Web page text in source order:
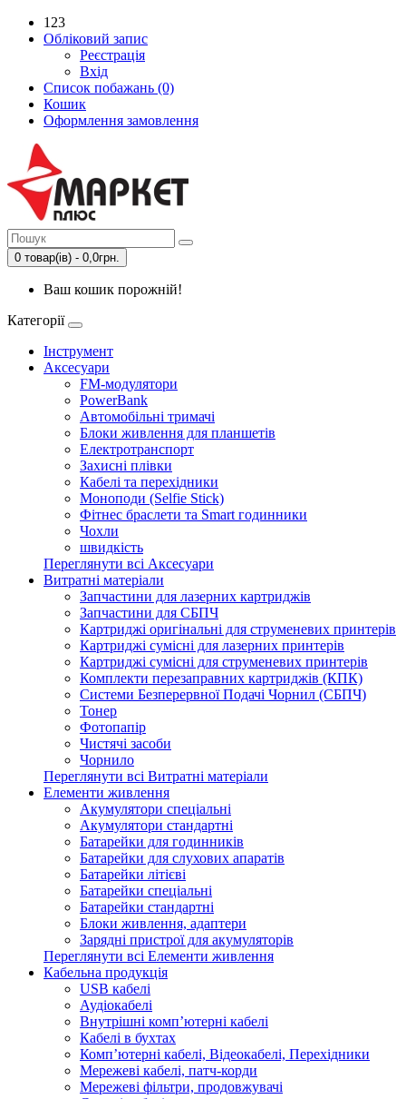
123
Обліковий запис
Реєстрація
Вхід
Список побажань (0)
Кошик
Оформлення замовлення
0 товар(ів) - 0,0грн.
Ваш кошик порожній!
Категорії
Інструмент
Аксесуари
FM-модулятори
PowerBank
Автомобільні тримачі
Блоки живлення для планшетів
Електротранспорт
Захисні плівки
Кабелі та перехідники
Моноподи (Selfie Stick)
Фітнес браслети та Smart годинники
Чохли
швидкість
Переглянути всі Аксесуари
Витратні матеріали
Запчастини для лазерних картриджів
Запчастини для СБПЧ
Картриджі оригінальні для струменевих принтерів
Картриджі сумісні для лазерних принтерів
Картриджі сумісні для струменевих принтерів
Комплекти перезаправних картриджів (КПК)
Системи Безперервної Подачі Чорнил (СБПЧ)
Тонер
Фотопапір
Чистячі засоби
Чорнило
Переглянути всі Витратні матеріали
Елементи живлення
Акумулятори спеціальні
Акумулятори стандартні
Батарейки для годинників
Батарейки для слухових апаратів
Батарейки літієві
Батарейки спеціальні
Батарейки стандартні
Блоки живлення, адаптери
Зарядні пристрої для акумуляторів
Переглянути всі Елементи живлення
Кабельна продукція
USB кабелі
Аудіокабелі
Внутрішні комп’ютерні кабелі
Кабелі в бухтах
Комп’ютерні кабелі, Відеокабелі, Перехідники
Мережеві кабелі, патч-корди
Мережеві фільтри, продовжувачі